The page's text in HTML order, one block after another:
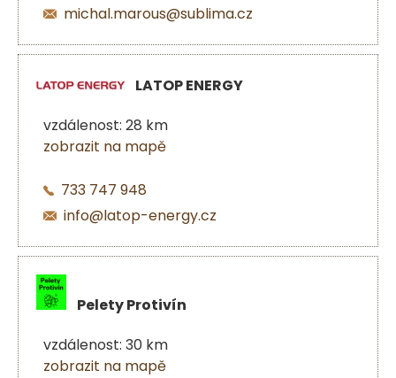
michal.marous@sublima.cz
LATOP ENERGY
vzdálenost: 28 km
zobrazit na mapě
733 747 948
info@latop-energy.cz
Pelety Protivín
vzdálenost: 30 km
zobrazit na mapě